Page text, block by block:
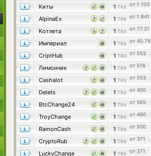
Киты
1 TRX от 1 103
AlpinaEx
1 TRX от 1 841
Котлета
1 TRX от 77.31
Империал
1 TRX от 40.79
CriptHub
1 TRX от 553
Лимончик
1 TRX от 516
Cashalot
1 TRX от 553
Delets
1 TRX от 400
BtcChange24
1 TRX от 565
TroyChange
1 TRX от 480
RamonCash
1 TRX от 500
CryptoRub
1 TRX от 371
LuckyChange
1 TRX от 371